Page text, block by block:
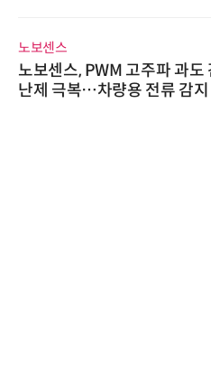
노보센스
노보센스, PWM 고주파 과도
난제 극복…차량용 전류 감지